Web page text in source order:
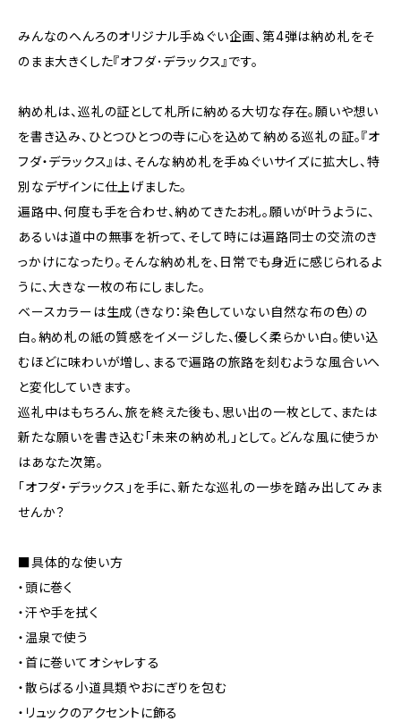
みんなのへんろのオリジナル手ぬぐい企画、第4弾は納め札をそ
のまま大きくした『オフダ･デラックス』です。
納め札は、巡礼の証として札所に納める大切な存在。願いや想い
を書き込み、ひとつひとつの寺に心を込めて納める巡礼の証。『オ
フダ・デラックス』は、そんな納め札を手ぬぐいサイズに拡大し、特
別なデザインに仕上げました。
遍路中、何度も手を合わせ、納めてきたお札。願いが叶うように、
あるいは道中の無事を祈って、そして時には遍路同士の交流のき
っかけになったり――。そんな納め札を、日常でも身近に感じられるよ
うに、大きな一枚の布にしました。
ベースカラーは生成（きなり：染色していない自然な布の色）の
白。納め札の紙の質感をイメージした、優しく柔らかい白。使い込
むほどに味わいが増し、まるで遍路の旅路を刻むような風合いへ
と変化していきます。
巡礼中はもちろん、旅を終えた後も、思い出の一枚として、または
新たな願いを書き込む「未来の納め札」として。どんな風に使うか
はあなた次第。
「オフダ・デラックス」を手に、新たな巡礼の一歩を踏み出してみま
せんか？
■具体的な使い方
・頭に巻く
・汗や手を拭く
・温泉で使う
・首に巻いてオシャレする
・散らばる小道具類やおにぎりを包む
・リュックのアクセントに飾る